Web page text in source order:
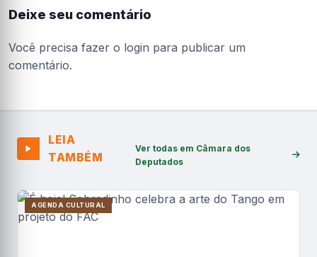
Deixe seu comentário
Você precisa fazer o login para publicar um
comentário.
LEIA
TAMBÉM
Ver todas em Câmara dos
Deputados
AGENDA CULTURAL